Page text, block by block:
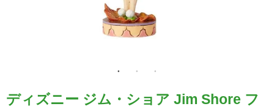
ディズニー ジム・ショア Jim Shore フ